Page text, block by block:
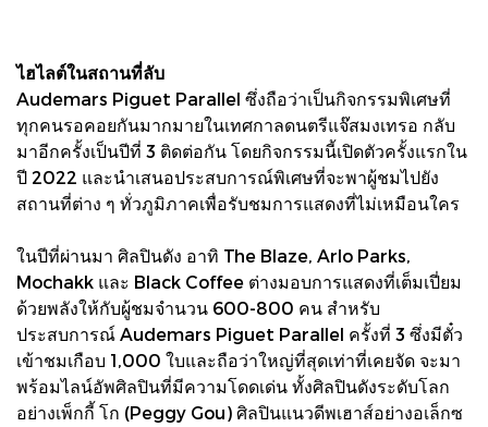
ไฮไลต์ในสถานที่ลับ
Audemars Piguet Parallel ซึ่งถือว่าเป็นกิจกรรมพิเศษที่
ทุกคนรอคอยกันมากมายในเทศกาลดนตรีแจ๊สมงเทรอ กลับ
มาอีกครั้งเป็นปีที่ 3 ติดต่อกัน โดยกิจกรรมนี้เปิดตัวครั้งแรกใน
ปี 2022 และนำเสนอประสบการณ์พิเศษที่จะพาผู้ชมไปยัง
สถานที่ต่าง ๆ ทั่วภูมิภาคเพื่อรับชมการแสดงที่ไม่เหมือนใคร
ในปีที่ผ่านมา ศิลปินดัง อาทิ The Blaze, Arlo Parks,
Mochakk และ Black Coffee ต่างมอบการแสดงที่เต็มเปี่ยม
ด้วยพลังให้กับผู้ชมจำนวน 600-800 คน สำหรับ
ประสบการณ์ Audemars Piguet Parallel ครั้งที่ 3 ซึ่งมีตั๋ว
เข้าชมเกือบ 1,000 ใบและถือว่าใหญ่ที่สุดเท่าที่เคยจัด จะมา
พร้อมไลน์อัพศิลปินที่มีความโดดเด่น ทั้งศิลปินดังระดับโลก
อย่างเพ็กกี้ โก (Peggy Gou) ศิลปินแนวดีพเฮาส์อย่างอเล็กซ